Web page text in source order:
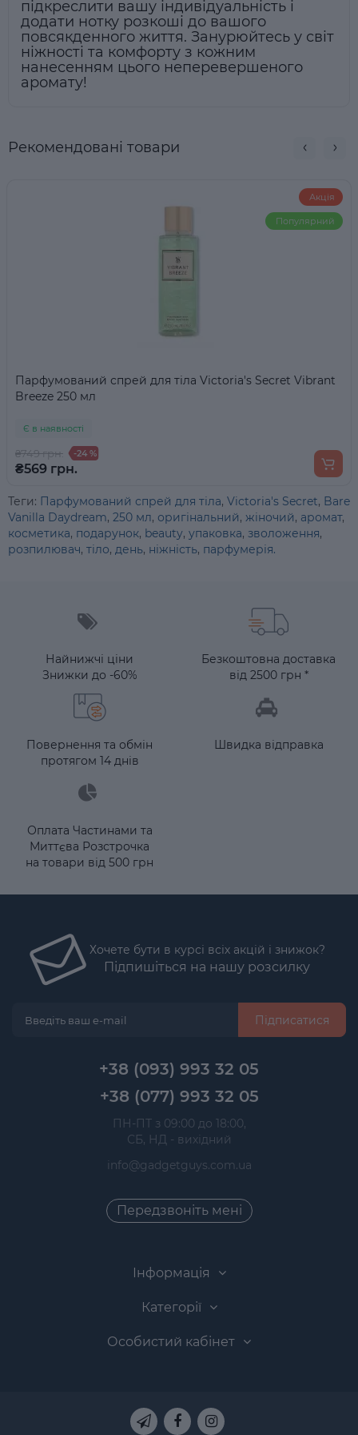
підкреслити вашу індивідуальність і
додати нотку розкоші до вашого
повсякденного життя. Занурюйтесь у світ
ніжності та комфорту з кожним
нанесенням цього неперевершеного
аромату!
Рекомендовані товари
Акція
Популярний
Парфумований спрей для тіла Victoria's Secret Vibrant
Breeze 250 мл
Є в наявності
₴749 грн. -24 %
₴569 грн.
Теги: Парфумований спрей для тіла, Victoria's Secret, Bare
Vanilla Daydream, 250 мл, оригінальний, жіночий, аромат,
косметика, подарунок, beauty, упаковка, зволоження,
розпилювач, тіло, день, ніжність, парфумерія.
Найнижчі ціни
Знижки до -60%
Безкоштовна доставка
від 2500 грн *
Повернення та обмін
протягом 14 днів
Швидка відправка
Оплата Частинами та
Миттєва Розстрочка
на товари від 500 грн
Хочете бути в курсі всіх акцій і знижок?
Підпишіться на нашу розсилку
Підписатися
+38 (093) 993 32 05
+38 (077) 993 32 05
ПН-ПТ з 09:00 до 18:00,
СБ, НД - вихідний
info@gadgetguys.com.ua
Передзвоніть мені
Інформація
Категорії
Особистий кабінет